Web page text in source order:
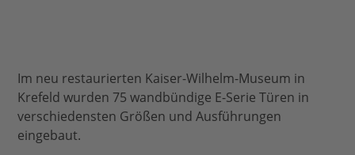
Im neu restaurierten Kaiser-Wilhelm-Museum in
Krefeld wurden 75 wandbündige E-Serie Türen in
verschiedensten Größen und Ausführungen
eingebaut.